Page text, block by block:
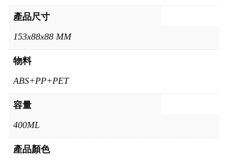
產品尺寸
153x88x88 MM
物料
ABS+PP+PET
容量
400ML
產品顏色